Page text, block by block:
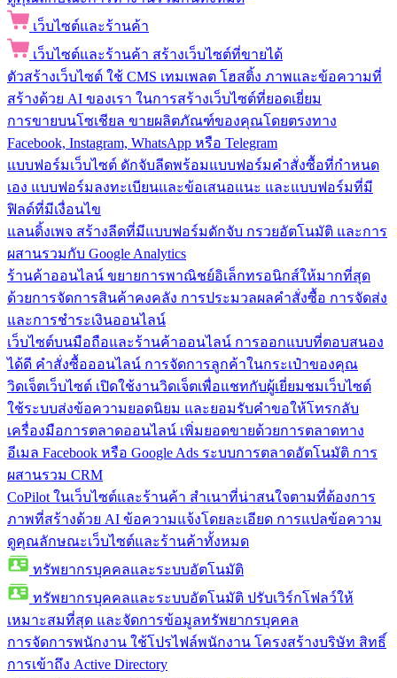
เว็บไซต์และร้านค้า
เว็บไซต์และร้านค้า สร้างเว็บไซต์ที่ขายได้
ตัวสร้างเว็บไซต์ ใช้ CMS เทมเพลต โฮสติ้ง ภาพและข้อความที่
สร้างด้วย AI ของเรา ในการสร้างเว็บไซต์ที่ยอดเยี่ยม
การขายบนโซเชียล ขายผลิตภัณฑ์ของคุณโดยตรงทาง
Facebook, Instagram, WhatsApp หรือ Telegram
แบบฟอร์มเว็บไซต์ ดักจับลีดพร้อมแบบฟอร์มคำสั่งซื้อที่กำหนด
เอง แบบฟอร์มลงทะเบียนและข้อเสนอแนะ และแบบฟอร์มที่มี
ฟิลด์ที่มีเงื่อนไข
แลนดิ้งเพจ สร้างลีดที่มีแบบฟอร์มดักจับ กรวยอัตโนมัติ และการ
ผสานรวมกับ Google Analytics
ร้านค้าออนไลน์ ขยายการพาณิชย์อิเล็กทรอนิกส์ให้มากที่สุด
ด้วยการจัดการสินค้าคงคลัง การประมวลผลคำสั่งซื้อ การจัดส่ง
และการชำระเงินออนไลน์
เว็บไซต์บนมือถือและร้านค้าออนไลน์ การออกแบบที่ตอบสนอง
ได้ดี คำสั่งซื้อออนไลน์ การจัดการลูกค้าในกระเป๋าของคุณ
วิดเจ็ตเว็บไซต์ เปิดใช้งานวิดเจ็ตเพื่อแชทกับผู้เยี่ยมชมเว็บไซต์
ใช้ระบบส่งข้อความยอดนิยม และยอมรับคำขอให้โทรกลับ
เครื่องมือการตลาดออนไลน์ เพิ่มยอดขายด้วยการตลาดทาง
อีเมล Facebook หรือ Google Ads ระบบการตลาดอัตโนมัติ การ
ผสานรวม CRM
CoPilot ในเว็บไซต์และร้านค้า สำเนาที่น่าสนใจตามที่ต้องการ
ภาพที่สร้างด้วย AI ข้อความแจ้งโดยละเอียด การแปลข้อความ
ดูคุณลักษณะเว็บไซต์และร้านค้าทั้งหมด
ทรัพยากรบุคคลและระบบอัตโนมัติ
ทรัพยากรบุคคลและระบบอัตโนมัติ ปรับเวิร์กโฟลว์ให้
เหมาะสมที่สุด และจัดการข้อมูลทรัพยากรบุคคล
การจัดการพนักงาน ใช้โปรไฟล์พนักงาน โครงสร้างบริษัท สิทธิ์
การเข้าถึง Active Directory